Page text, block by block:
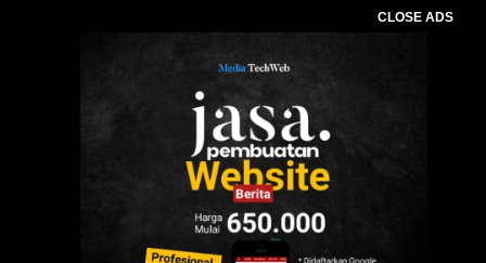
CLOSE ADS